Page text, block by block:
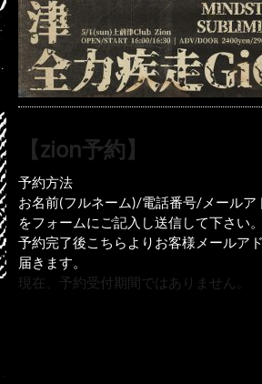
【zion予約】
予約方法
お名前(フルネーム)/電話番号/メールア
をフォームにご記入し送信して下さい。
予約完了後こちらよりお客様メールア
届きます。
現在、予約受付期間ではありません。